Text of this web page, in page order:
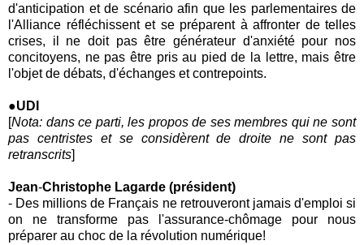
d'anticipation et de scénario afin que les parlementaires de
l'Alliance réfléchissent et se préparent à affronter de telles
crises, il ne doit pas être générateur d'anxiété pour nos
concitoyens, ne pas être pris au pied de la lettre, mais être
l'objet de débats, d'échanges et contrepoints.
●UDI
[Nota: dans ce parti, les propos de ses membres qui ne sont
pas centristes et se considèrent de droite ne sont pas
retranscrits]
Jean-Christophe Lagarde (président)
- Des millions de Français ne retrouveront jamais d'emploi si
on ne transforme pas l'assurance-chômage pour nous
préparer au choc de la révolution numérique!